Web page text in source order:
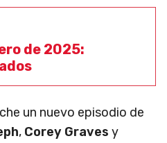
de 2025:
un nuevo episodio de
, Corey Graves y